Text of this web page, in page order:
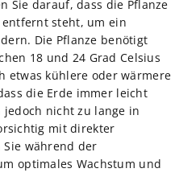
Sie darauf, dass die Pflanze
entfernt steht, um ein
Die Pflanze benötigt
18 und 24 Grad Celsius
etwas kühlere oder wärmere
die Erde immer leicht
nicht zu lange in
mit direkter
während der
optimales Wachstum und